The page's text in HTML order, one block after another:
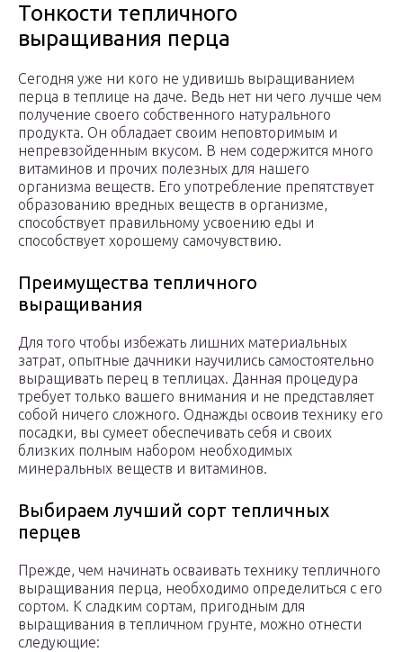
Тонкости тепличного
выращивания перца
Сегодня уже ни кого не удивишь выращиванием
перца в теплице на даче. Ведь нет ни чего лучше чем
получение своего собственного натурального
продукта. Он обладает своим неповторимым и
непревзойденным вкусом. В нем содержится много
витаминов и прочих полезных для нашего
организма веществ. Его употребление препятствует
образованию вредных веществ в организме,
способствует правильному усвоению еды и
способствует хорошему самочувствию.
Преимущества тепличного
выращивания
Для того чтобы избежать лишних материальных
затрат, опытные дачники научились самостоятельно
выращивать перец в теплицах. Данная процедура
требует только вашего внимания и не представляет
собой ничего сложного. Однажды освоив технику его
посадки, вы сумеет обеспечивать себя и своих
близких полным набором необходимых
минеральных веществ и витаминов.
Выбираем лучший сорт тепличных
перцев
Прежде, чем начинать осваивать технику тепличного
выращивания перца, необходимо определиться с его
сортом. К сладким сортам, пригодным для
выращивания в тепличном грунте, можно отнести
следующие: